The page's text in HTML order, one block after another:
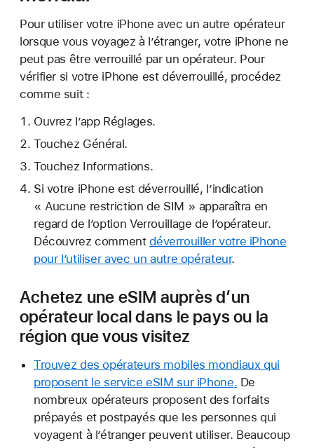
Pour utiliser votre iPhone avec un autre opérateur
lorsque vous voyagez à l’étranger, votre iPhone ne
peut pas être verrouillé par un opérateur. Pour
vérifier si votre iPhone est déverrouillé, procédez
comme suit :
Ouvrez l’app Réglages.
Touchez Général.
Touchez Informations.
Si votre iPhone est déverrouillé, l’indication
« Aucune restriction de SIM » apparaîtra en
regard de l’option Verrouillage de l’opérateur.
Découvrez commentdéverrouiller votre iPhone
pour l’utiliser avec un autre opérateur.
Achetez une eSIM auprès d’un
opérateur local dans le pays ou la
région que vous visitez
Trouvez des opérateurs mobiles mondiaux qui
proposent le service eSIM sur iPhone. De
nombreux opérateurs proposent des forfaits
prépayés et postpayés que les personnes qui
voyagent à l’étranger peuvent utiliser. Beaucoup